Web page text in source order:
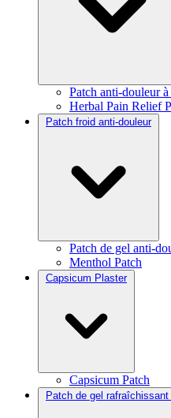
Patch anti-douleur
Herbal Pain Relief
Patch froid anti-douleur
Patch de gel anti-
Menthol Patch
Capsicum Plaster
Capsicum Patch
Patch de gel